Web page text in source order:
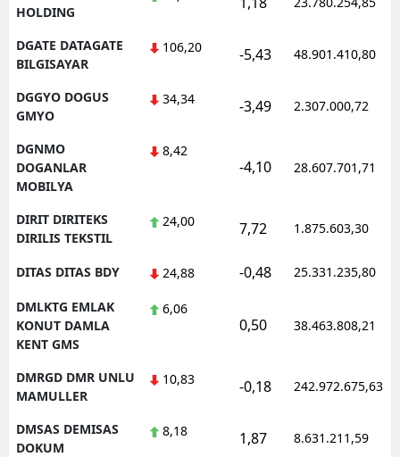
HOLDING
DGATE DATAGATE
BILGISAYAR
106,20 -5,43 48.901.410,80
DGGYO DOGUS
GMYO
34,34 -3,49 2.307.000,72
DGNMO
DOGANLAR
MOBILYA
8,42
-4,10 28.607.701,71
DIRIT DIRITEKS
DIRILIS TEKSTIL
24,00 7,72 1.875.603,30
DITAS DITAS BDY 24,88 -0,48 25.331.235,80
DMLKTG EMLAK
KONUT DAMLA
KENT GMS
6,06
0,50 38.463.808,21
DMRGD DMR UNLU
MAMULLER
10,83 -0,18 242.972.675,63
DMSAS DEMISAS
DOKUM
8,18 1,87 8.631.211,59